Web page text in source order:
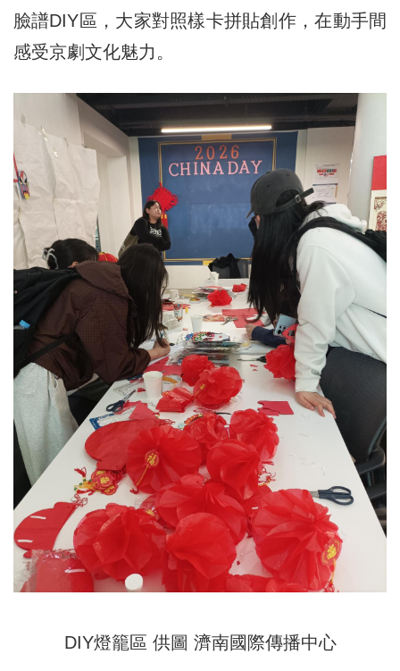
臉譜DIY區，大家對照樣卡拼貼創作，在動手間
感受京劇文化魅力。
DIY燈籠區 供圖 濟南國際傳播中心